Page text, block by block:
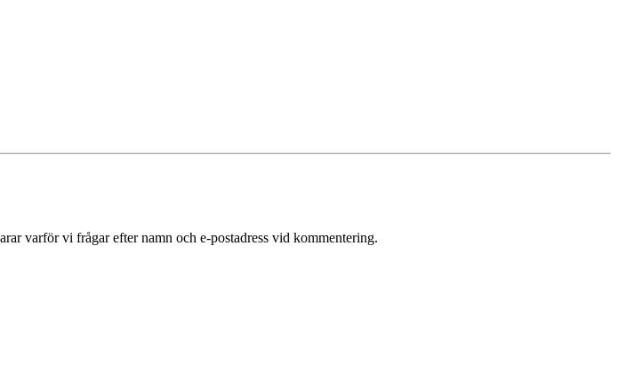
varför vi frågar efter namn och e-postadress vid kommentering.